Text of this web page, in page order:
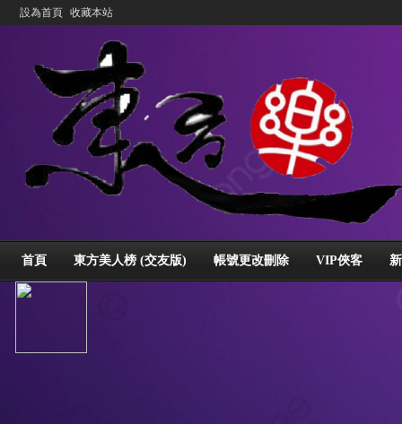
設為首頁 收藏本站
首頁 東方美人榜 (交友版) 帳號更改刪除 VIP俠客